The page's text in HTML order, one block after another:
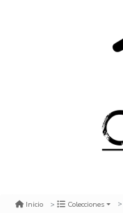
Inicio Colecciones